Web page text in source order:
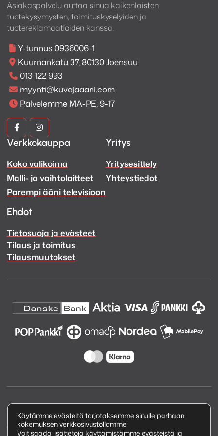
Asiakaspalvelu auttaa sinua kaikenlaisten
tuotekysymysten, toimituskyselyiden ja
tuotereklamaatioiden kanssa.
Y-tunnus 0936006-1
Kuurnankatu 37, 80130 Joensuu
013 122 993
myynti@kuvajaaani.com
Palvelemme MA-PE, 9-17
Kuva
ja
Ääni
Facebook
Kuva
ja
Ääni
Instagram
Verkkokauppa
Koko valikoima
Malli- ja vaihtolaitteet
Parempi ääni televisioon
Yritys
Yritysesittely
Yhteystiedot
Ehdot
Tietosuoja ja evästeet
Tilaus ja toimitus
Tilausmuutokset
Copyright © 2026 Kuva ja Ääni Oy
Tietosuojaseloste
Käytämme evästeitä tarjotaksemme sinulle parhaan
kokemuksen verkkosivustollamme.
Voit saada lisätietoja käyttämistämme evästeistä ja